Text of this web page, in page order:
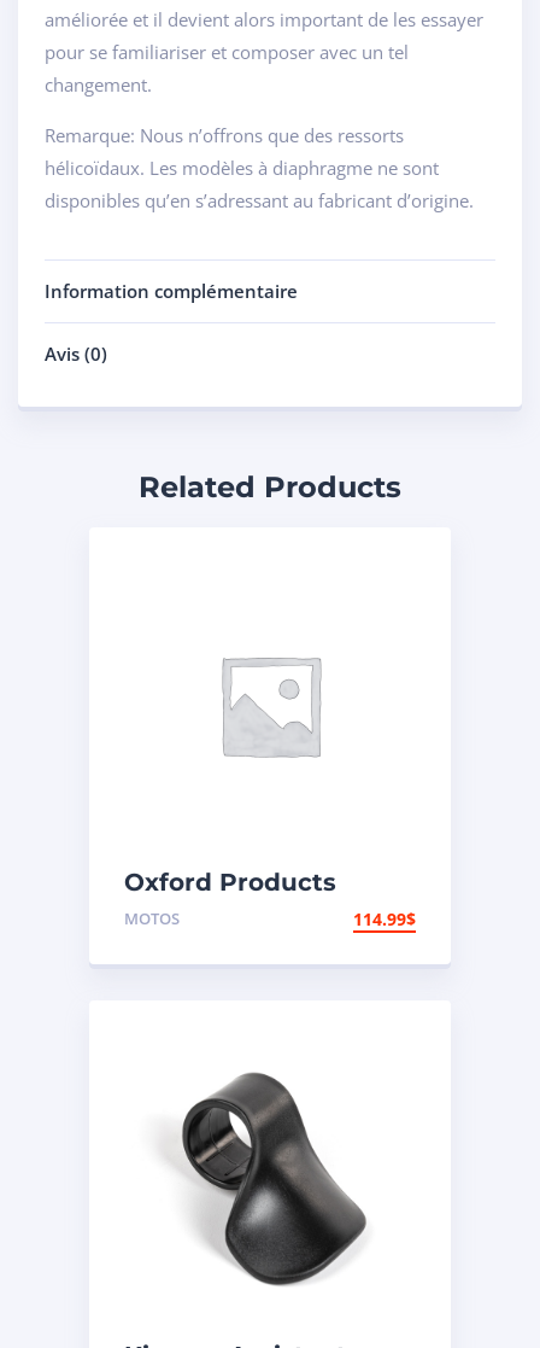
améliorée et il devient alors important de les essayer
pour se familiariser et composer avec un tel
changement.
Remarque: Nous n’offrons que des ressorts
hélicoïdaux. Les modèles à diaphragme ne sont
disponibles qu’en s’adressant au fabricant d’origine.
Information complémentaire
Avis (0)
Related Products
Oxford Products
Coffre arrière
MOTOS 114.99$